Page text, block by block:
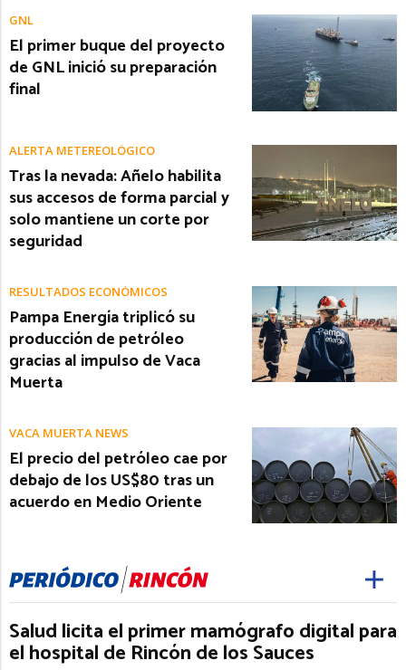
GNL
El primer buque del proyecto
de GNL inició su preparación
final
ALERTA METEREOLÓGICO
Tras la nevada: Añelo habilita
sus accesos de forma parcial y
solo mantiene un corte por
seguridad
RESULTADOS ECONÓMICOS
Pampa Energía triplicó su
producción de petróleo
gracias al impulso de Vaca
Muerta
VACA MUERTA NEWS
El precio del petróleo cae por
debajo de los US$80 tras un
acuerdo en Medio Oriente
Salud licita el primer mamógrafo digital para
el hospital de Rincón de los Sauces